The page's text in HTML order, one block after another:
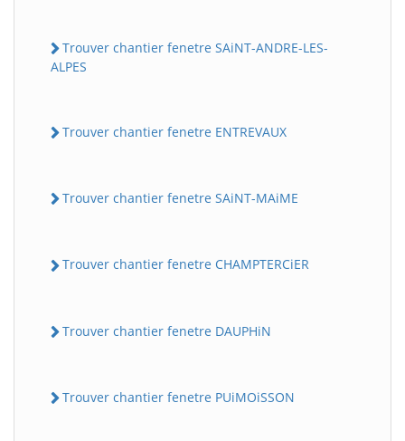
Trouver chantier fenetre SAiNT-ANDRE-LES-
ALPES
Trouver chantier fenetre ENTREVAUX
Trouver chantier fenetre SAiNT-MAiME
Trouver chantier fenetre CHAMPTERCiER
Trouver chantier fenetre DAUPHiN
Trouver chantier fenetre PUiMOiSSON